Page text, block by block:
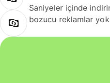
Saniyeler içinde
bozucu reklamlar